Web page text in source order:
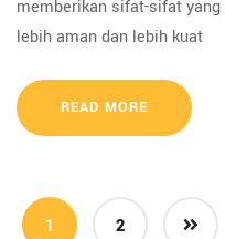
memberikan sifat-sifat
lebih aman dan lebih kuat
READ MORE
1 2